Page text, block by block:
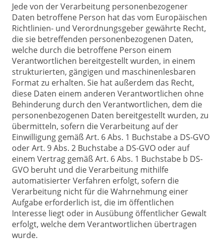
Jede von der Verarbeitung personenbezogener
Daten betroffene Person hat das vom Europäischen
Richtlinien- und Verordnungsgeber gewährte Recht,
die sie betreffenden personenbezogenen Daten,
welche durch die betroffene Person einem
Verantwortlichen bereitgestellt wurden, in einem
strukturierten, gängigen und maschinenlesbaren
Format zu erhalten. Sie hat außerdem das Recht,
diese Daten einem anderen Verantwortlichen ohne
Behinderung durch den Verantwortlichen, dem die
personenbezogenen Daten bereitgestellt wurden, zu
übermitteln, sofern die Verarbeitung auf der
Einwilligung gemäß Art. 6 Abs. 1 Buchstabe a DS-GVO
oder Art. 9 Abs. 2 Buchstabe a DS-GVO oder auf
einem Vertrag gemäß Art. 6 Abs. 1 Buchstabe b DS-
GVO beruht und die Verarbeitung mithilfe
automatisierter Verfahren erfolgt, sofern die
Verarbeitung nicht für die Wahrnehmung einer
Aufgabe erforderlich ist, die im öffentlichen
Interesse liegt oder in Ausübung öffentlicher Gewalt
erfolgt, welche dem Verantwortlichen übertragen
wurde.